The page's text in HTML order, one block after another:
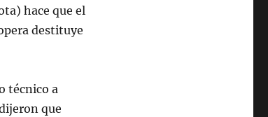
hace que el
destituye
técnico a
que